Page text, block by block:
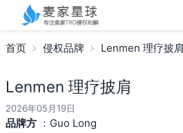
首页 侵权品牌 Lenmen 理疗披肩
Lenmen 理疗披肩
2026年05月19日
品牌方：Guo Long